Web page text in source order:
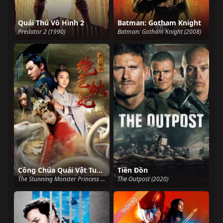
Quái Thú Vô Hình 2
Predator 2 (1990)
Batman: Gotham Knight
Batman: Gotham Knight (2008)
Công Chúa Quái Vật Tuyệt Đẹp
The Stunning Monster Princess (2018)
Tiền Đồn
The Outpost (2020)
TRỌN BỘ